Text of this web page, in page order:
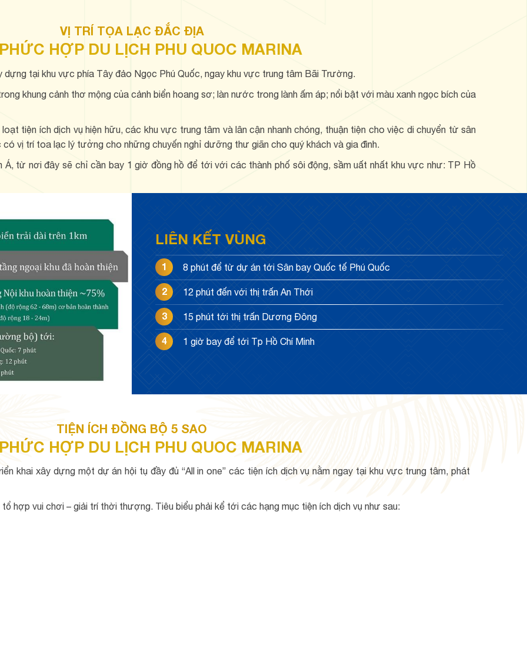
VỊ TRÍ TỌA LẠC ĐẮC ĐỊA
HỢP DU LỊCH PHU QUOC MARINA
tại khu vực phía Tây đảo Ngọc Phú Quốc, ngay khu vực trung tâm Bãi Trường.
khung cảnh thơ mộng của cảnh biển hoang sơ; làn nước trong lành ấm áp; nổi bật với màu xanh ngọc bích của
tiện ích dịch vụ hiện hữu, các khu vực trung tâm và lân cận nhanh chóng, thuận tiện cho việc di chuyển từ sân
vị trí toa lạc lý tưởng cho những chuyến nghỉ dưỡng thư giãn cho quý khách và gia đình.
từ nơi đây sẽ chỉ cần bay 1 giờ đồng hồ để tới với các thành phố sôi động, sầm uất nhất khu vực như: TP Hồ
LIÊN KẾT VÙNG
1 8 phút để từ dự án tới Sân bay Quốc tế Phú Quốc
2 12 phút đến với thị trấn An Thới
3 15 phút tới thị trấn Dương Đông
4 1 giờ bay để tới Tp Hồ Chí Minh
TIỆN ÍCH ĐỒNG BỘ 5 SAO
HỢP DU LỊCH PHU QUOC MARINA
khai xây dựng một dự án hội tụ đầy đủ “All in one” các tiện ích dịch vụ nằm ngay tại khu vực trung tâm, phát
hợp vui chơi – giải trí thời thượng. Tiêu biểu phải kể tới các hạng mục tiện ích dịch vụ như sau: